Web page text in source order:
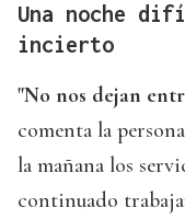
Una noche
incierto
"No nos dejan
comenta la
la mañana los
continuado